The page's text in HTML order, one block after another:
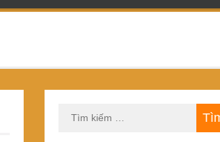
kiếm